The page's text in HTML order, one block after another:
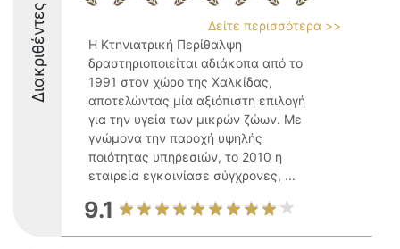
Διακριθέντες
Δείτε περισσότερα >>
Η Κτηνιατρική Περίθαλψη
δραστηριοποιείται αδιάκοπα από το
1991 στον χώρο της Χαλκίδας,
αποτελώντας μία αξιόπιστη επιλογή
για την υγεία των μικρών ζώων. Με
γνώμονα την παροχή υψηλής
ποιότητας υπηρεσιών, το 2010 η
εταιρεία εγκαινίασε σύγχρονες, ...
9.1